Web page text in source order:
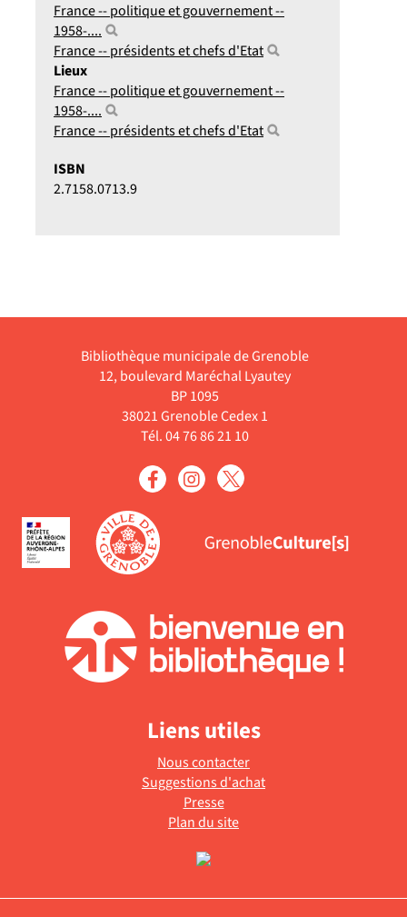
France -- politique et gouvernement --
1958-....
France -- présidents et chefs d'Etat
Lieux
France -- politique et gouvernement --
1958-....
France -- présidents et chefs d'Etat
ISBN
2.7158.0713.9
Bibliothèque municipale de Grenoble
12, boulevard Maréchal Lyautey
BP 1095
38021 Grenoble Cedex 1
Tél. 04 76 86 21 10
Liens utiles
Nous contacter
Suggestions d'achat
Presse
Plan du site